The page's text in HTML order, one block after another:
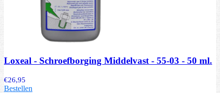
Loxeal - Schroefborging Middelvast - 55-03 - 50 ml.
€26,95
Bestellen